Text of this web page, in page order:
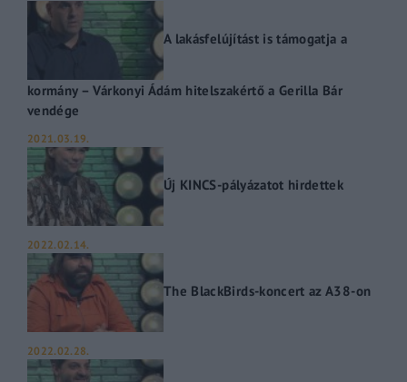
A lakásfelújítást is támogatja a
kormány – Várkonyi Ádám hitelszakértő a Gerilla Bár
vendége
2021.03.19.
Új KINCS-pályázatot hirdettek
2022.02.14.
The BlackBirds-koncert az A38-on
2022.02.28.